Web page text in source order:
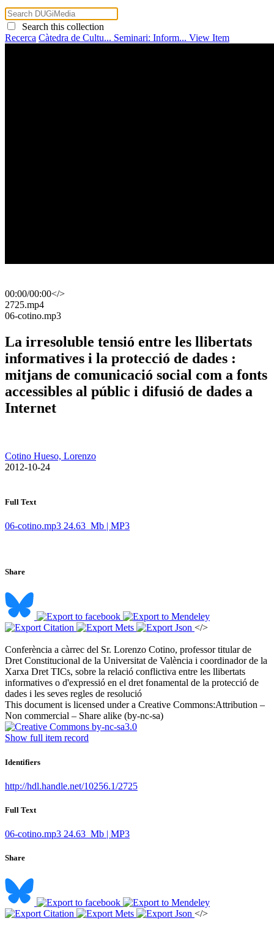
Search this collection
Recerca Càtedra de Cultu... Seminari: Inform... View Item
00:00/00:00</>
​2725.mp4
​06-cotino.mp3
La irresoluble tensió entre les llibertats
informatives i la protecció de dades :
mitjans de comunicació social com a fonts
accessibles al públic i difusió de dades a
Internet
Cotino Hueso, Lorenzo
​ 2012-10-24
Full Text
06-cotino.mp3 24.63 Mb | MP3
Share
</>
Conferència a càrrec del Sr. Lorenzo Cotino, professor titular de
Dret Constitucional de la Universitat de València i coordinador de la
Xarxa Dret TICs, sobre la relació conflictiva entre les llibertats
informatives o d'expressió en el dret fonamental de la protecció de
dades i les seves regles de resolució ​
This document is licensed under a Creative Commons:Attribution –
Non commercial – Share alike (by-nc-sa)
Show full item record
Identifiers
http://hdl.handle.net/10256.1/2725
Full Text
06-cotino.mp3 24.63 Mb | MP3
Share
</>